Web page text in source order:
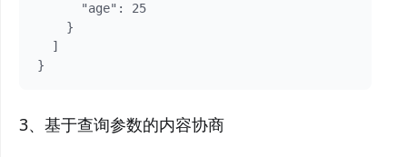
      "age": 25
    }
  ]
3、基于查询参数的内容协商